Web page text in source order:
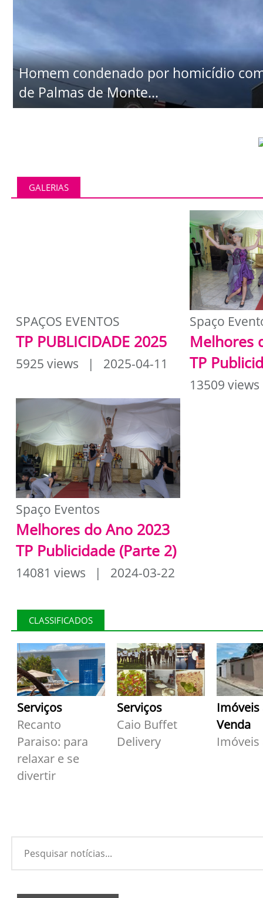
Homem condenado por homicídio
de Palmas de Monte...
GALERIAS
SPAÇOS EVENTOS
TP PUBLICIDADE 2025
5925 views | 2025-04-11
Spaço
Melhores
TP
13509
Spaço Eventos
Melhores do Ano 2023
TP Publicidade (Parte 2)
14081 views | 2024-03-22
CLASSIFICADOS
Serviços
Recanto
Paraiso: para
relaxar e se
divertir
Serviços
Caio Buffet
Delivery
Imóveis
Venda
Imóveis